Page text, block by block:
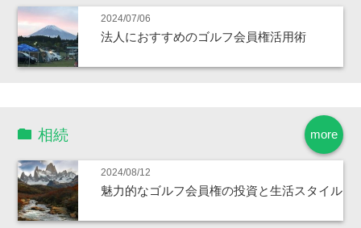
2024/07/06
法人におすすめのゴルフ会員権活用術
more
相続
2024/08/12
魅力的なゴルフ会員権の投資と生活スタイル